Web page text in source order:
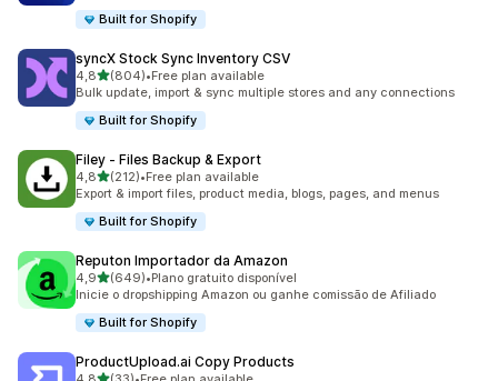
Built for Shopify
syncX Stock Sync Inventory CSV
4,8de 5 estrelas
(804)
804 total de avaliações
•Free plan available
Bulk update, import & sync multiple stores and any connections
Built for Shopify
Filey ‑ Files Backup & Export
4,8de 5 estrelas
(212)
212 total de avaliações
•Free plan available
Export & import files, product media, blogs, pages, and menus
Built for Shopify
Reputon Importador da Amazon
4,9de 5 estrelas
(649)
649 total de avaliações
•Plano gratuito disponível
Inicie o dropshipping Amazon ou ganhe comissão de Afiliado
Built for Shopify
ProductUpload.ai Copy Products
de 5 estrelas